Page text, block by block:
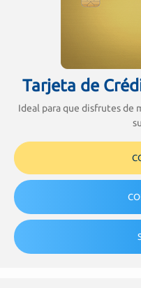
Tarjeta de
Ideal para que disfrutes de